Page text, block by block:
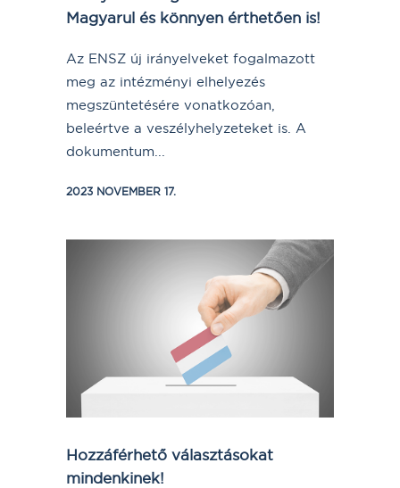
Magyarul és könnyen érthetően is!
Az ENSZ új irányelveket fogalmazott
meg az intézményi elhelyezés
megszüntetésére vonatkozóan,
beleértve a veszélyhelyzeteket is. A
dokumentum...
2023 NOVEMBER 17.
Hozzáférhető választásokat
mindenkinek!